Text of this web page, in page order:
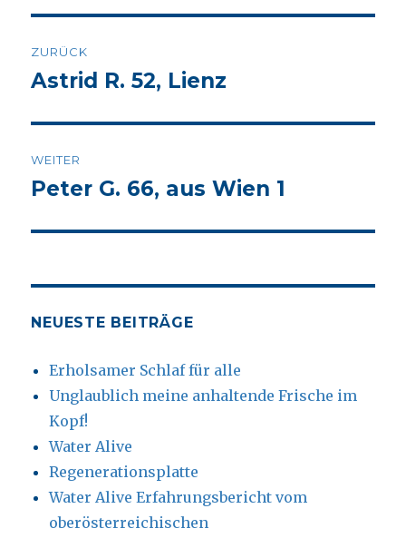
Navigation
ZURÜCK
Vorheriger
Astrid R. 52, Lienz
WEITER
Nächster
Peter G. 66, aus Wien 1
NEUESTE BEITRÄGE
Erholsamer Schlaf für alle
Unglaublich meine anhaltende Frische im
Kopf!
Water Alive
Regenerationsplatte
Water Alive Erfahrungsbericht vom
oberösterreichischen